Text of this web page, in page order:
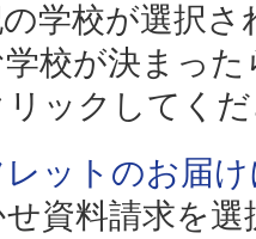
学校が選択さ
校が決まっ
リックしてく
ットのお届け
資料請求を選